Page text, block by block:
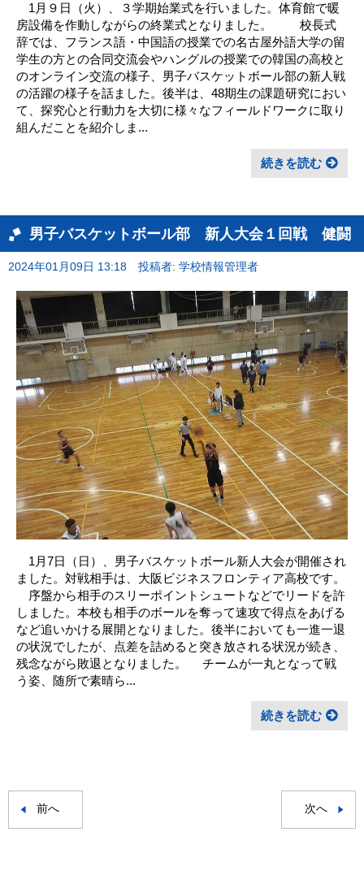
1月９日（火）、３学期始業式を行いました。体育館で暖
房設備を作動しながらの終業式となりました。 校長式
辞では、フランス語・中国語の授業での名古屋外語大学の留
学生の方との合同交流会やハングルの授業での韓国の高校と
のオンライン交流の様子、男子バスケットボール部の新人戦
の活躍の様子を話ました。後半は、48期生の課題研究におい
て、探究心と行動力を大切に様々なフィールドワークに取り
組んだことを紹介しま...
続きを読む
男子バスケットボール部 新人大会１回戦 健闘
2024年01月09日 13:18 投稿者: 学校情報管理者
1月7日（日）、男子バスケットボール新人大会が開催され
ました。対戦相手は、大阪ビジネスフロンティア高校です。
序盤から相手のスリーポイントシュートなどでリードを許
しました。本校も相手のボールを奪って速攻で得点をあげる
など追いかける展開となりました。後半においても一進一退
の状況でしたが、点差を詰めると突き放される状況が続き、
残念ながら敗退となりました。 チームが一丸となって戦
う姿、随所で素晴ら...
続きを読む
前へ 次へ